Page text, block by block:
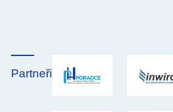
Partneři